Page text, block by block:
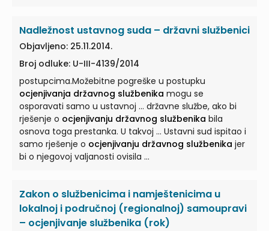
Nadležnost ustavnog suda – državni službenici
Objavljeno: 25.11.2014.
Broj odluke: U-III-4139/2014
postupcima.Možebitne pogreške u postupku
ocjenjivanja državnog službenika mogu se
osporavati samo u ustavnoj ... državne službe, ako bi
rješenje o ocjenjivanju državnog službenika bila
osnova toga prestanka. U takvoj ... Ustavni sud ispitao i
samo rješenje o ocjenjivanju državnog službenika jer
bi o njegovoj valjanosti ovisila ...
Zakon o službenicima i namještenicima u
lokalnoj i područnoj (regionalnoj) samoupravi
– ocjenjivanje službenika (rok)